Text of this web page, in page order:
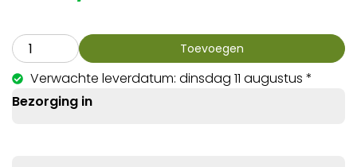
Toevoegen
Verwachte leverdatum: dinsdag 11 augustus *
Bezorging in